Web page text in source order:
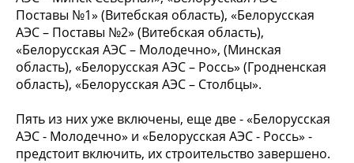
Поставы №1» (Витебская область), «Белорусская
АЭС – Поставы №2» (Витебская область),
«Белорусская АЭС – Молодечно», (Минская
область), «Белорусская АЭС – Россь» (Гродненская
область), «Белорусская АЭС – Столбцы».
Пять из них уже включены, еще две - «Белорусская
АЭС - Молодечно» и «Белорусская АЭС - Россь» -
предстоит включить, их строительство завершено.